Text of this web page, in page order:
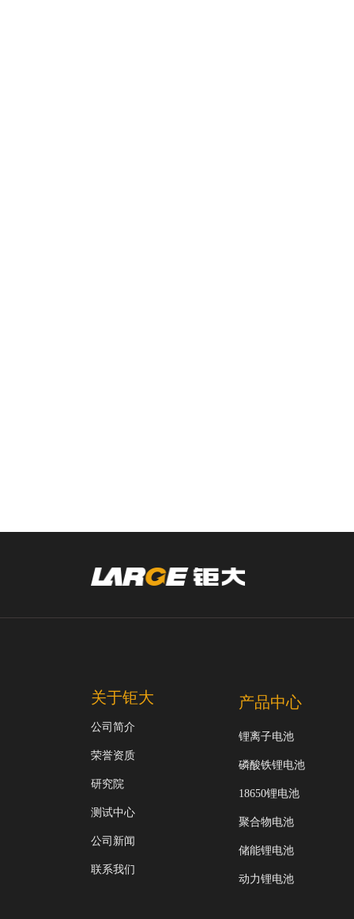
关于钜大
公司简介
荣誉资质
研究院
测试中心
公司新闻
联系我们
产品中心
锂离子电池
磷酸铁锂电池
18650锂电池
聚合物电池
储能锂电池
动力锂电池